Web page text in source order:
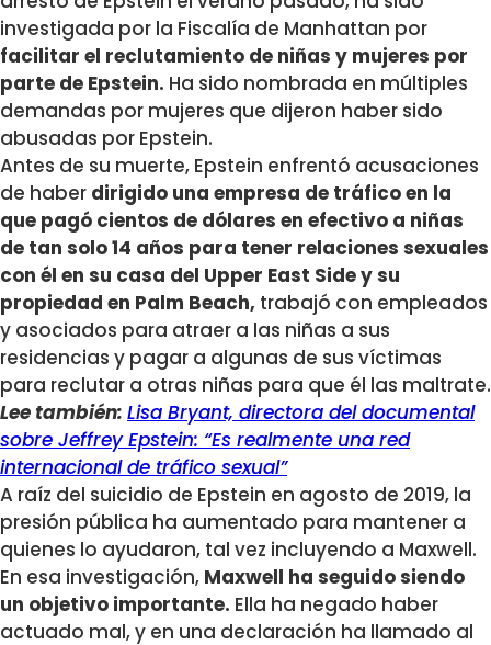
investigada por la Fiscalía de Manhattan por
facilitar el reclutamiento de niñas y mujeres por
parte de Epstein. Ha sido nombrada en múltiples
demandas por mujeres que dijeron haber sido
abusadas por Epstein.
Antes de su muerte, Epstein enfrentó acusaciones
de haber dirigido una empresa de tráfico en la
que pagó cientos de dólares en efectivo a niñas
de tan solo 14 años para tener relaciones sexuales
con él en su casa del Upper East Side y su
propiedad en Palm Beach, trabajó con empleados
y asociados para atraer a las niñas a sus
residencias y pagar a algunas de sus víctimas
para reclutar a otras niñas para que él las maltrate.
Lee también: Lisa Bryant, directora del documental
sobre Jeffrey Epstein: “Es realmente una red
internacional de tráfico sexual”
A raíz del suicidio de Epstein en agosto de 2019, la
presión pública ha aumentado para mantener a
quienes lo ayudaron, tal vez incluyendo a Maxwell.
En esa investigación, Maxwell ha seguido siendo
un objetivo importante. Ella ha negado haber
actuado mal, y en una declaración ha llamado al